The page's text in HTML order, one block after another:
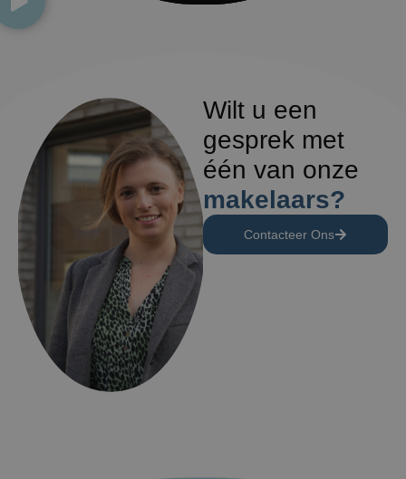
Wilt u een
gesprek met
één van onze
makelaars?
Contacteer Ons